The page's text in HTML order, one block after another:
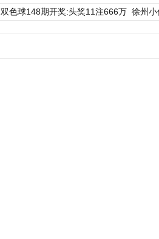
双色球148期开奖:头奖11注666万 徐州